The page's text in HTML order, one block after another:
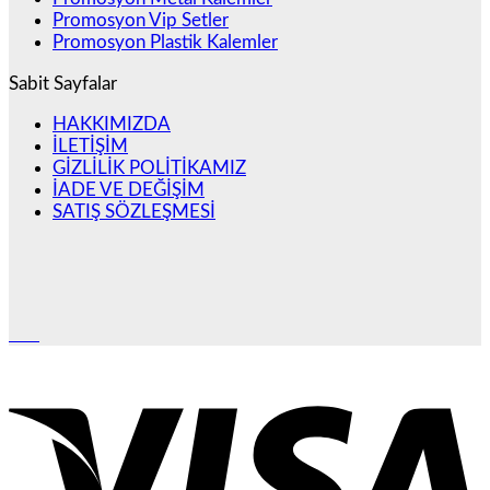
Promosyon Vip Setler
Promosyon Plastik Kalemler
Sabit Sayfalar
HAKKIMIZDA
İLETİŞİM
GİZLİLİK POLİTİKAMIZ
İADE VE DEĞİŞİM
SATIŞ SÖZLEŞMESİ